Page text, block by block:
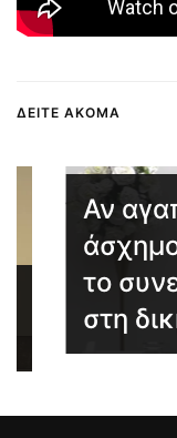
ΔΕΙΤΕ ΑΚΟΜΑ
Αν
το
στη